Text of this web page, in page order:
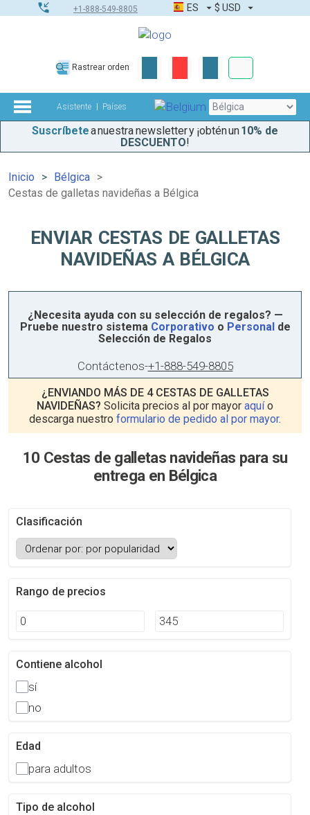
+1-888-549-8805 ES $ USD
Rastrear orden
Asistente Países
Suscríbetea nuestra newsletter y ¡obtén un10% de
DESCUENTO!
Inicio
Bélgica
Cestas de galletas navideñas a Bélgica
ENVIAR CESTAS DE GALLETAS
NAVIDEÑAS A BÉLGICA
¿Necesita ayuda con su selección de regalos? —
Pruebe nuestro sistema Corporativo o Personalde
Selección de Regalos
Contáctenos-+1-888-549-8805
¿ENVIANDO MÁS DE 4 CESTAS DE GALLETAS
NAVIDEÑAS? Solicita precios al por mayor aquío
descarga nuestro formulario de pedido al por mayor.
10 Cestas de galletas navideñas para su
entrega en Bélgica
Clasificación
Rango de precios
Contiene alcohol
sí
no
Edad
para adultos
Tipo de alcohol